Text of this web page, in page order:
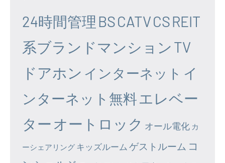
24時間管理 BSCATVCSREIT
系ブランドマンション TV
ドアホン インターネット イ
ンターネット無料エレベー
ター オートロック オール電化 カ
ーシェアリング キッズルーム ゲストルーム コ